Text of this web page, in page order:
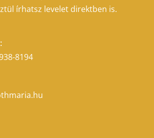
írhatsz levelet direktben is.
8194